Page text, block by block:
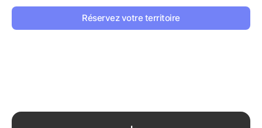
Réservez votre territoire